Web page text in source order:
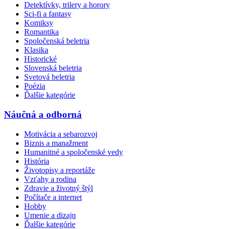
Detektívky, trilery a horory
Sci-fi a fantasy
Komiksy
Romantika
Spoločenská beletria
Klasika
Historické
Slovenská beletria
Svetová beletria
Poézia
Ďalšie kategórie
Náučná a odborná
Motivácia a sebarozvoj
Biznis a manažment
Humanitné a spoločenské vedy
História
Životopisy a reportáže
Vzťahy a rodina
Zdravie a životný štýl
Počítače a internet
Hobby
Umenie a dizajn
Ďalšie kategórie